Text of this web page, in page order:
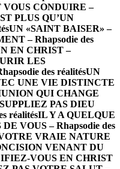
CONDUIRE –
PLUS QU’UN
UN «SAINT BAISER» –
– Rhapsodie des
EN CHRIST –
LES
des réalitésUN
UNE VIE DISTINCTE
QUI CHANGE
PAS DIEU
réalitésIL Y A QUELQUE
VOUS – Rhapsodie des
VRAIE NATURE
VENANT DU
VOUS EN CHRIST